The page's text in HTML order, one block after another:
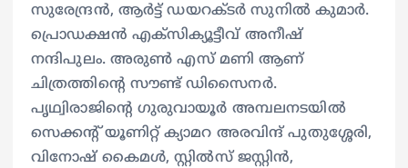
സുരേന്ദ്രന്‍, ആര്‍ട്ട് ഡയറക്ടര്‍ സുനില്‍ കുമാര്‍.
പ്രൊഡക്ഷന്‍ എക്സിക്യൂട്ടീവ് അനീഷ്
നന്ദിപുലം. അരുണ്‍ എസ് മണി ആണ്
ചിത്രത്തിന്റെ സൗണ്ട് ഡിസൈനര്‍.
പൃഥ്വിരാജിന്റെ ഗുരുവായൂര്‍ അമ്പലനടയില്‍
സെക്കന്റ് യൂണിറ്റ് ക്യാമറ അരവിന്ദ് പുതുശ്ശേരി,
വിനോഷ് കൈമള്‍, സ്റ്റില്‍സ്‌ ജസ്റ്റിന്‍,